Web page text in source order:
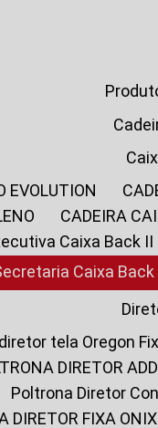
EVOLUTION
CADEIRA
Caixa Back
Caixa
diretor tela Oregon
DIRETOR
Poltrona Diretor
DIRETOR FIXA ONIX